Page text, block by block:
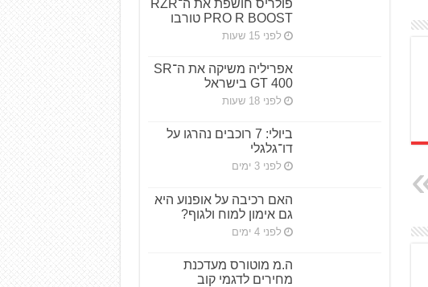
פולריס חושפת את ה־RZR
PRO R BOOST טורבו
לפני 15 שעות
אפריליה משיקה את ה־SR
GT 400 בישראל
לפני 18 שעות
ביולי: 7 רוכבים נהרגו על
דו־גלגלי
לפני 3 ימים
האם רכיבה על אופנוע היא
גם אימון למוח ולגוף?
לפני 4 ימים
ה.מ מוטורס מעדכנת
מחירים לדגמי קוב